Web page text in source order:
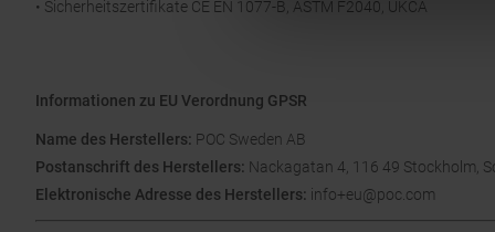
• Sicherheitszertifikate CE EN 1077-B, ASTM F2040, UKCA
Informationen zu EU Verordnung GPSR
Name des Herstellers: POC Sweden AB
Postanschrift des Herstellers: Nackagatan 4, 116 49 Stockholm,
Elektronische Adresse des Herstellers: info+eu@poc.com